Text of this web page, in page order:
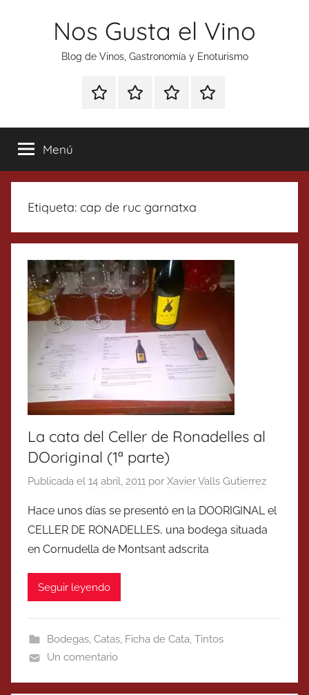
Nos Gusta el Vino
Blog de Vinos, Gastronomía y Enoturismo
Especial
Tonics
Enoturismo
Gastronomía
RankingContacto
Menú
Etiqueta: cap de ruc garnatxa
La cata del Celler de Ronadelles al
DOoriginal (1ª parte)
Publicada el 14 abril, 2011 por Xavier Valls Gutierrez
Hace unos días se presentó en la DOORIGINAL el
CELLER DE RONADELLES, una bodega situada
en Cornudella de Montsant adscrita
Seguir leyendo
Bodegas, Catas, Ficha de Cata, Tintos
Un comentario